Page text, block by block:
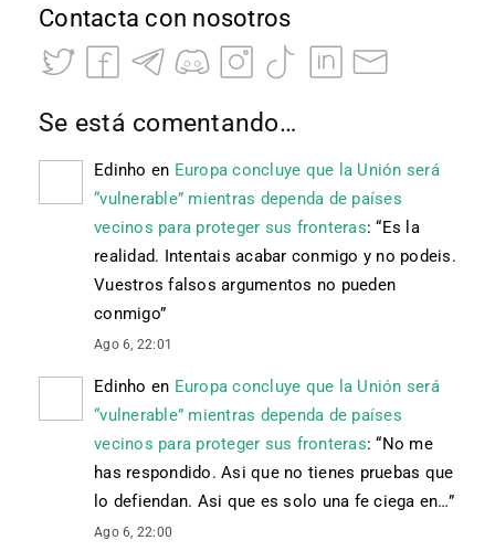
Contacta con nosotros
Se está comentando…
Edinho en Europa concluye que la Unión será
“vulnerable” mientras dependa de países
vecinos para proteger sus fronteras: “Es la
realidad. Intentais acabar conmigo y no podeis.
Vuestros falsos argumentos no pueden
conmigo”
Ago 6, 22:01
Edinho en Europa concluye que la Unión será
“vulnerable” mientras dependa de países
vecinos para proteger sus fronteras: “No me
has respondido. Asi que no tienes pruebas que
lo defiendan. Asi que es solo una fe ciega en…”
Ago 6, 22:00